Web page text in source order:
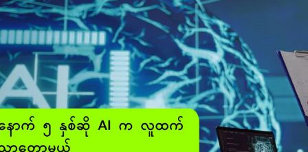
ြီးခဲ့တဲ့နှစ်က တရုတ် Baidu ကုမ္ပဏီ CEO ရော်ဘင်လီက AGI တွေ
ောက် ၁၀ နှစ်ကျော်မှ မြင်ရမယ်လို့ ပြောခဲ့ပြီး Anthropic ရဲ့ CEO
ါရီယို အာမိုဒေးကတော့ နောက်နှစ်နှစ် သုံးနှစ်အတွင်း လူထက်သာ
AI ပုံစံတွေ ပေါ်မယ်လို့ ပြောခဲ့ပါတယ်။ Cisco ရဲ့ CPO အရာရှိ
ျက်တူး ပီတယ်ကတော့ ဒီနှစ်ထဲမှာကို AGI ဆန်တာတွေ မြင်ရမယ်
ပြောထားတာ ရှိပါတယ်။
CEO အီလွန်မတ်စ်နဲ့ OpenAI CEO တို့ကတော့ AGI တွေကို
ောက်နှစ်နှစ် သုံးနှစ်အတွင်း ပေါ်လာမယ်လို့ တွက်ထားကြပါတယ်။
ာပဲဖြစ်ဖြစ် AI မျိုးဆက်သစ်တွေ မြင်ရဖို့ သိပ်မစောင့်ရတော့ဘူးလို့
ေးထားရတော့မှာပါ။